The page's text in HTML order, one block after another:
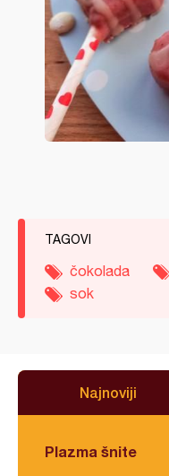
TAGOVI
čokolada
sok
Najnoviji
Plazma šnite